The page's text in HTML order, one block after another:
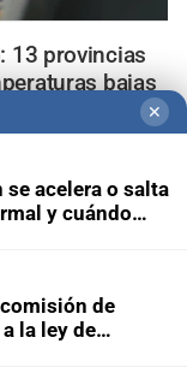
13 provincias
bajas
de su historia
Piscis: 09 de
✕
se acelera o salta
y cuándo
de
la ley de